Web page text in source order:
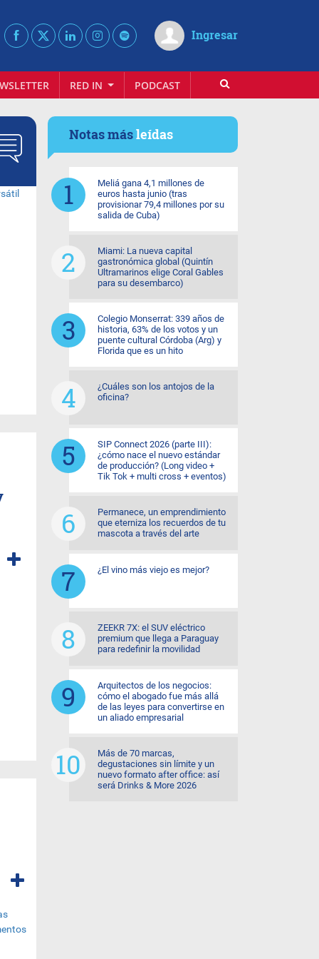
Ingresar
RED IN PODCAST
Notas másleídas
Meliá gana 4,1 millones de
euros hasta junio (tras
provisionar 79,4 millones por su
salida de Cuba)
Miami: La nueva capital
gastronómica global (Quintín
Ultramarinos elige Coral Gables
para su desembarco)
Colegio Monserrat: 339 años de
historia, 63% de los votos y un
puente cultural Córdoba (Arg) y
Florida que es un hito
¿Cuáles son los antojos de la
oficina?
SIP Connect 2026 (parte III):
¿cómo nace el nuevo estándar
de producción? (Long video +
Tik Tok + multi cross + eventos)
Permanece, un emprendimiento
que eterniza los recuerdos de tu
mascota a través del arte
¿El vino más viejo es mejor?
ZEEKR 7X: el SUV eléctrico
premium que llega a Paraguay
para redefinir la movilidad
Arquitectos de los negocios:
cómo el abogado fue más allá
de las leyes para convertirse en
un aliado empresarial
Más de 70 marcas,
degustaciones sin límite y un
nuevo formato after office: así
será Drinks & More 2026